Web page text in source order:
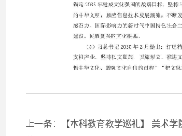
上一条：【本科教育教学巡礼】 美术